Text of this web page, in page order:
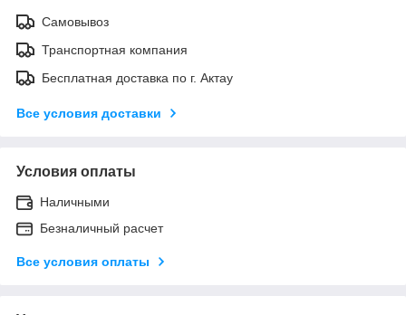
Самовывоз
Транспортная компания
Бесплатная доставка по г. Актау
Все условия доставки
Условия оплаты
Наличными
Безналичный расчет
Все условия оплаты